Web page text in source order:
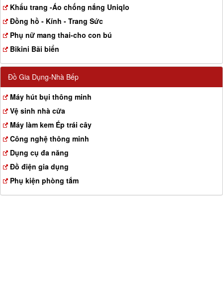
Khẩu trang -Áo chống nắng Uniqlo
Đồng hồ - Kính - Trang Sức
Phụ nữ mang thai-cho con bú
Bikini Bãi biển
Đồ Gia Dụng-Nhà Bếp
Máy hút bụi thông minh
Vệ sinh nhà cửa
Máy làm kem Ép trái cây
Công nghệ thông minh
Dụng cụ đa năng
Đồ điện gia dụng
Phụ kiện phòng tắm